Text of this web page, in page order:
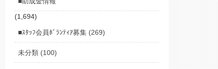
(1,694)
■ｽﾀｯﾌ会員ﾎﾞﾗﾝﾃｨｱ募集 (269)
未分類 (100)